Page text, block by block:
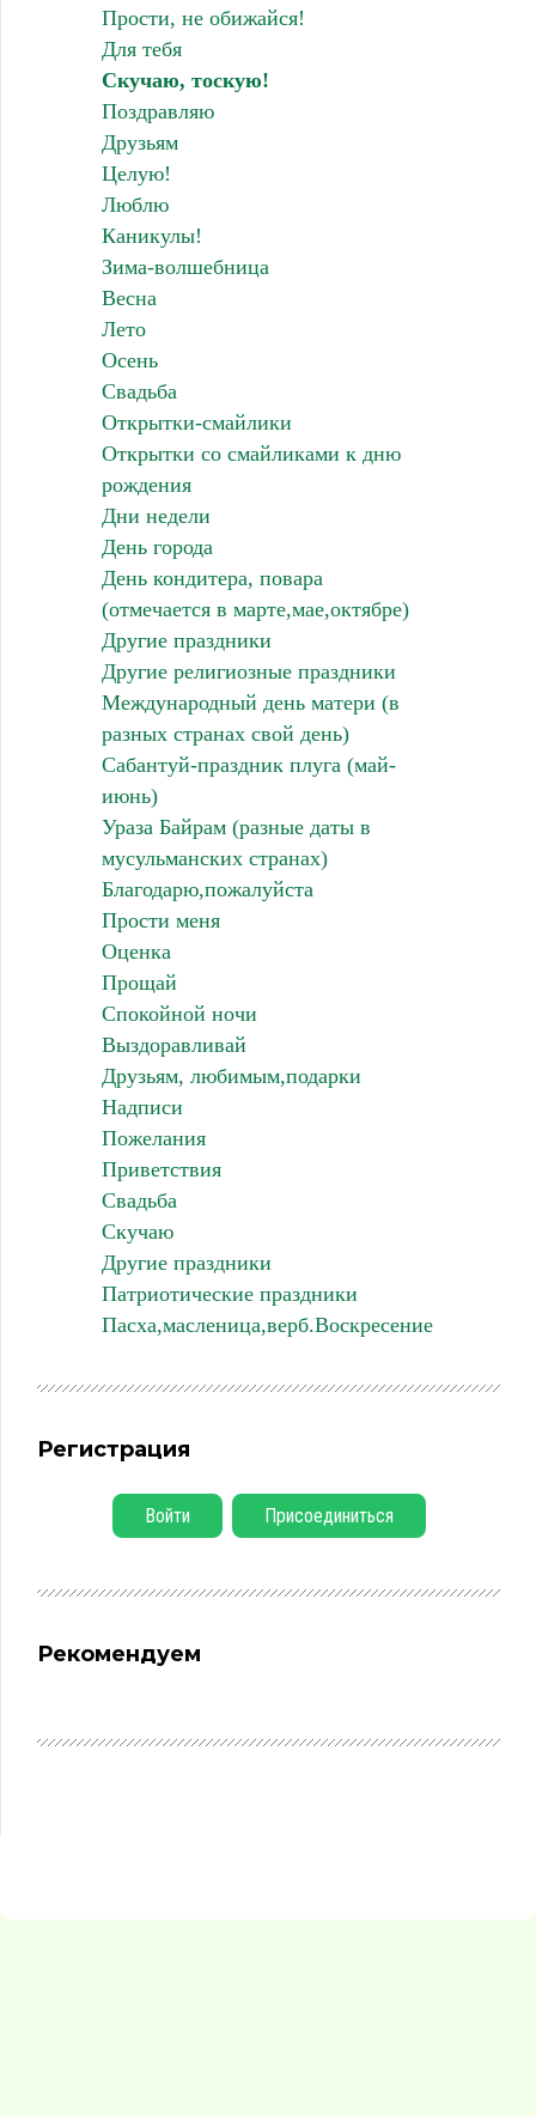
Прости, не обижайся!
Для тебя
Скучаю, тоскую!
Поздравляю
Друзьям
Целую!
Люблю
Каникулы!
Зима-волшебница
Весна
Лето
Осень
Свадьба
Открытки-смайлики
Открытки со смайликами к дню
рождения
Дни недели
День города
День кондитера, повара
(отмечается в марте,мае,октябре)
Другие праздники
Другие религиозные праздники
Международный день матери (в
разных странах свой день)
Сабантуй-праздник плуга (май-
июнь)
Ураза Байрам (разные даты в
мусульманских странах)
Благодарю,пожалуйста
Прости меня
Оценка
Прощай
Спокойной ночи
Выздоравливай
Друзьям, любимым,подарки
Надписи
Пожелания
Приветствия
Свадьба
Скучаю
Другие праздники
Патриотические праздники
Пасха,масленица,верб.Воскресение
Регистрация
Войти Присоединиться
Рекомендуем